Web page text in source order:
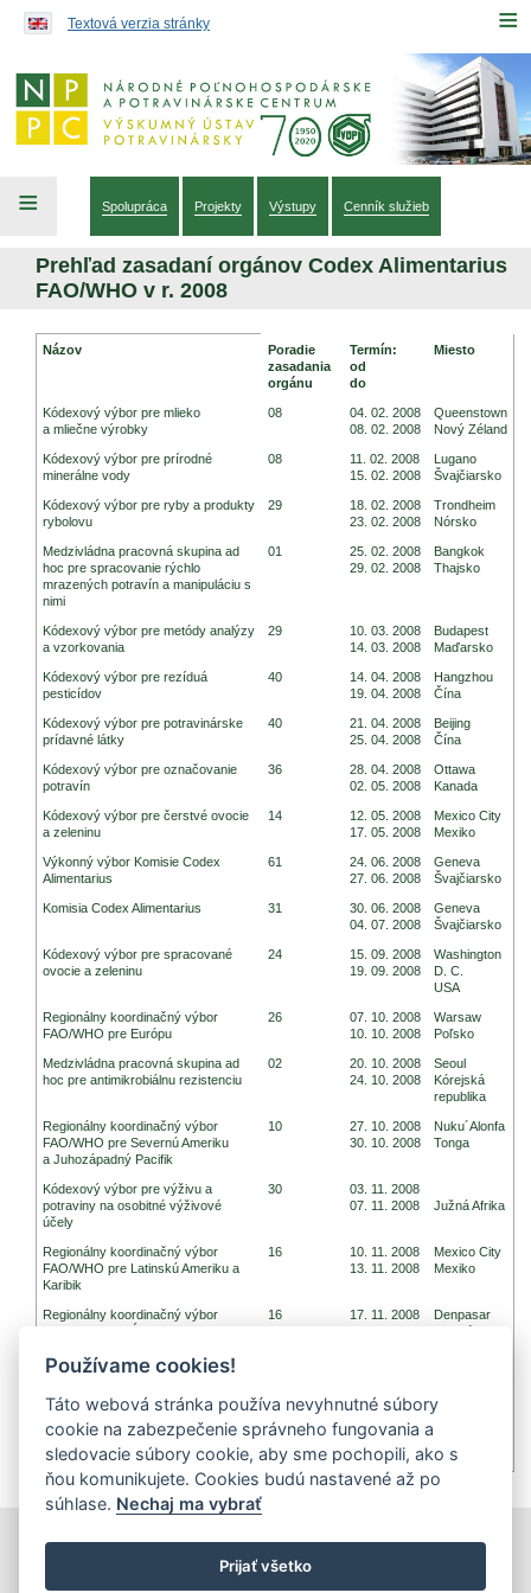
≡
Textová verzia stránky
≡ Spolupráca Projekty Výstupy Cenník služieb
Prehľad zasadaní orgánov Codex Alimentarius
FAO/WHO v r. 2008
Prehľad zasadaní orgánov Codex Alimentarius FAO/WHO v r. 2008
Názov
Poradie
zasadania
orgánu
Termín:
od
do
Miesto
Kódexový výbor pre mlieko
a mliečne výrobky
08
04. 02. 2008
08. 02. 2008
Queenstown
Nový Zéland
Kódexový výbor pre prírodné
minerálne vody
08
11. 02. 2008
15. 02. 2008
Lugano
Švajčiarsko
Kódexový výbor pre ryby a produkty
rybolovu
29
18. 02. 2008
23. 02. 2008
Trondheim
Nórsko
Medzivládna pracovná skupina ad
hoc pre spracovanie rýchlo
mrazených potravín a manipuláciu s
nimi
01
25. 02. 2008
29. 02. 2008
Bangkok
Thajsko
Kódexový výbor pre metódy analýzy
a vzorkovania
29
10. 03. 2008
14. 03. 2008
Budapest
Maďarsko
Kódexový výbor pre rezíduá
pesticídov
40
14. 04. 2008
19. 04. 2008
Hangzhou
Čína
Kódexový výbor pre potravinárske
prídavné látky
40
21. 04. 2008
25. 04. 2008
Beijing
Čína
Kódexový výbor pre označovanie
potravín
36
28. 04. 2008
02. 05. 2008
Ottawa
Kanada
Kódexový výbor pre čerstvé ovocie
a zeleninu
14
12. 05. 2008
17. 05. 2008
Mexico City
Mexiko
Výkonný výbor Komisie Codex
Alimentarius
61
24. 06. 2008
27. 06. 2008
Geneva
Švajčiarsko
Komisia Codex Alimentarius 31
30. 06. 2008
04. 07. 2008
Geneva
Švajčiarsko
Kódexový výbor pre spracované
ovocie a zeleninu
24
15. 09. 2008
19. 09. 2008
Washington
D. C.
USA
Regionálny koordinačný výbor
FAO/WHO pre Európu
26
07. 10. 2008
10. 10. 2008
Warsaw
Poľsko
Medzivládna pracovná skupina ad
hoc pre antimikrobiálnu rezistenciu
02
20. 10. 2008
24. 10. 2008
Seoul
Kórejská
republika
Regionálny koordinačný výbor
FAO/WHO pre Severnú Ameriku
a Juhozápadný Pacifik
10
27. 10. 2008
30. 10. 2008
Nuku´Alonfa
Tonga
Kódexový výbor pre výživu a
potraviny na osobitné výživové
účely
30
03. 11. 2008
07. 11. 2008
Južná Afrika
Regionálny koordinačný výbor
FAO/WHO pre Latinskú Ameriku a
Karibik
16
10. 11. 2008
13. 11. 2008
Mexico City
Mexiko
Regionálny koordinačný výbor
16
17. 11. 2008
Denpasar
Indonézia
Kódexový výbor pre inšpekciu pri
dovoze a vývoze potravín
a certifikačné systémy
Kódexový výbor pre hygienu
potravín
40
01. 12. 2008
05. 12. 2008
Guatemala
Copyright © 2026 Správca obsahu - Výskumný ústav potravinársky,
Používame cookies!
Táto webová stránka používa nevyhnutné súbory
cookie na zabezpečenie správneho fungovania a
sledovacie súbory cookie, aby sme pochopili, ako s
ňou komunikujete. Cookies budú nastavené až po
súhlase. Nechaj ma vybrať
Prijať všetko